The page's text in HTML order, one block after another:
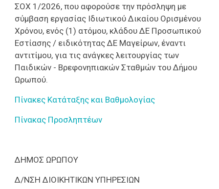
ΣΟΧ 1/2026, που αφορούσε την πρόσληψη με
σύμβαση εργασίας Ιδιωτικού Δικαίου Ορισμένου
Χρόνου, ενός (1) ατόμου, κλάδου ΔΕ Προσωπικού
Εστίασης / ειδικότητας ΔΕ Μαγείρων, έναντι
αντιτίμου, για τις ανάγκες λειτουργίας των
Παιδικών - Βρεφονηπιακών Σταθμών του Δήμου
Ωρωπού.
Πίνακες Κατάταξης και Βαθμολογίας
Πίνακας Προσληπτέων
ΔΗΜΟΣ ΩΡΩΠΟΥ
Δ/ΝΣΗ ΔΙΟΙΚΗΤΙΚΩΝ ΥΠΗΡΕΣΙΩΝ